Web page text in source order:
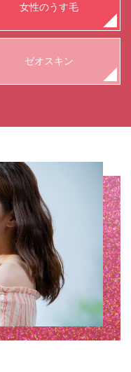
女性のうす毛
ゼオスキン